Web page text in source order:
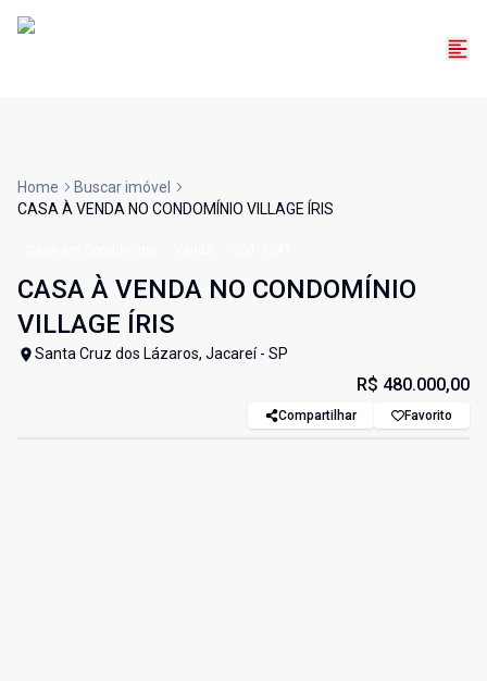
Home
Buscar imóvel
CASA À VENDA NO CONDOMÍNIO VILLAGE ÍRIS
CASA À VENDA NO CONDOMÍNIO
VILLAGE ÍRIS
Santa Cruz dos Lázaros, Jacareí - SP
R$ 480.000,00
Compartilhar Favorito